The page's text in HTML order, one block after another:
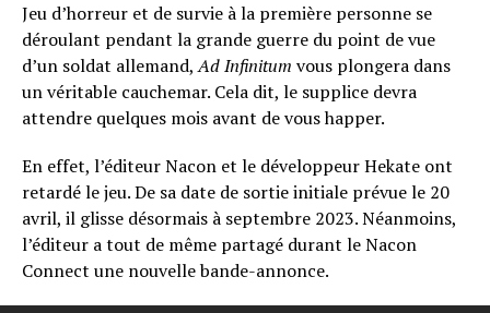
Jeu d’horreur et de survie à la première personne se
déroulant pendant la grande guerre du point de vue
d’un soldat allemand,Ad Infinitum vous plongera dans
un véritable cauchemar. Cela dit, le supplice devra
attendre quelques mois avant de vous happer.
En effet, l’éditeur Nacon et le développeur Hekate ont
retardé le jeu. De sa date de sortie initiale prévue le 20
avril, il glisse désormais à septembre 2023. Néanmoins,
l’éditeur a tout de même partagé durant le Nacon
Connect une nouvelle bande-annonce.